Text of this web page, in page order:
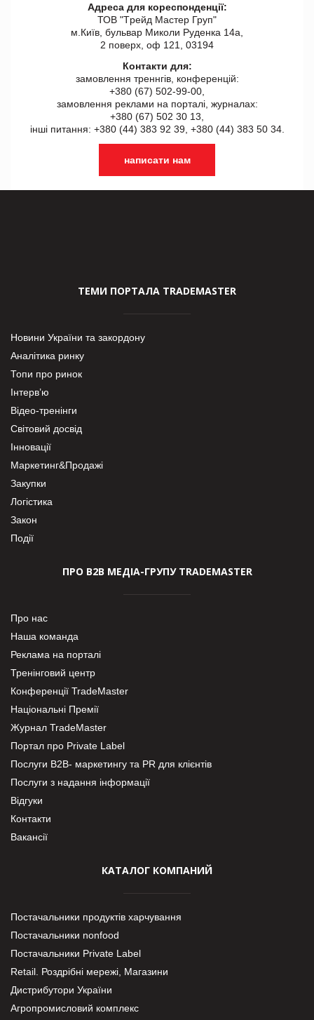
Адреса для кореспонденції:
ТОВ "Tрейд Мастер Груп"
м.Київ, бульвар Миколи Руденка 14а,
2 поверх, оф 121, 03194
Контакти для:
замовлення треннгів, конференцій:
+380 (67) 502-99-00,
замовлення реклами на порталі, журналах:
+380 (67) 502 30 13,
інші питання: +380 (44) 383 92 39, +380 (44) 383 50 34.
написати нам
ТЕМИ ПОРТАЛА TRADEMASTER
Новини України та закордону
Аналітика ринку
Топи про ринок
Інтерв’ю
Відео-тренінги
Світовий досвід
Інновації
Маркетинг&Продажі
Закупки
Логістика
Закон
Події
ПРО В2В МЕДІА-ГРУПУ TRADEMASTER
Про нас
Наша команда
Реклама на порталі
Тренінговий центр
Конференції TradeMaster
Національні Премії
Журнал TradeMaster
Портал про Private Label
Послуги В2В- маркетингу та PR для клієнтів
Послуги з надання інформації
Відгуки
Контакти
Вакансії
КАТАЛОГ КОМПАНИЙ
Постачальники продуктів харчування
Постачальники nonfood
Постачальники Private Label
Retail. Роздрібні мережі, Магазини
Дистрибутори України
Агропромисловий комплекс